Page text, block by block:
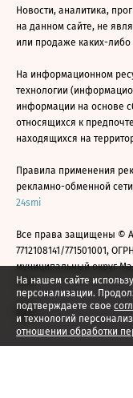
На нашем сайте
персонализации.
подтверждаете свое
и технологий
отношении обработки
Новости, аналитика,
на данном сайте, не
или продаже каких-либо
На информационном
технологии
информации на основе
относящихся к
находящихся на
Правила применения
рекламно-обменной
24smi
Все права защищены ©
7712108141/771501001,
муниципальный округ
2026